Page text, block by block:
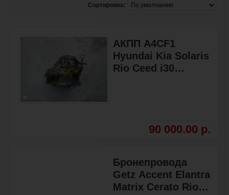
Сортировка:
90 000.00 р.
АКПП A4CF1
Hyundai Kia Solaris
Rio Ceed i30
Бронепровода
Getz Accent Elantra
Matrix Cerato Rio